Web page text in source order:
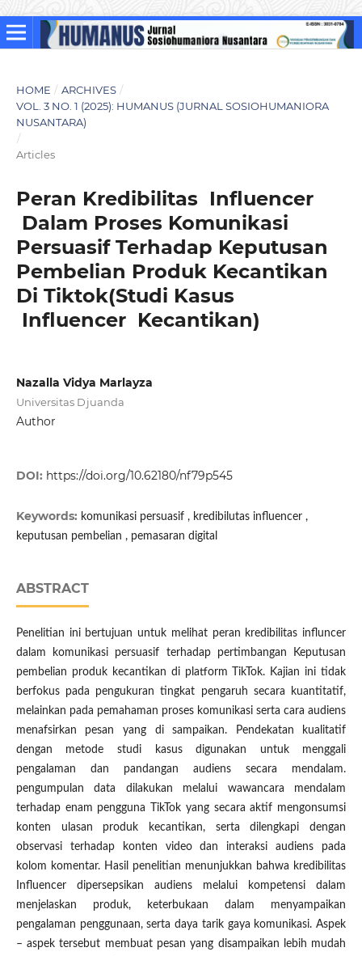
HOME / ARCHIVES /
VOL. 3 NO. 1 (2025): HUMANUS (JURNAL SOSIOHUMANIORA
NUSANTARA)
/
Articles
Peran Kredibilitas Influencer
Dalam Proses Komunikasi
Persuasif Terhadap Keputusan
Pembelian Produk Kecantikan
Di Tiktok(Studi Kasus
Influencer Kecantikan)
Nazalla Vidya Marlayza
Universitas Djuanda
Author
DOI: https://doi.org/10.62180/nf79p545
Keywords: komunikasi persuasif , kredibilutas influencer ,
keputusan pembelian , pemasaran digital
ABSTRACT
Penelitian ini bertujuan untuk melihat peran kredibilitas influncer
dalam komunikasi persuasif terhadap pertimbangan Keputusan
pembelian produk kecantikan di platform TikTok. Kajian ini tidak
berfokus pada pengukuran tingkat pengaruh secara kuantitatif,
melainkan pada pemahaman proses komunikasi serta cara audiens
menafsirkan pesan yang di sampaikan. Pendekatan kualitatif
dengan metode studi kasus digunakan untuk menggali
pengalaman dan pandangan audiens secara mendalam.
pengumpulan data dilakukan melalui wawancara mendalam
terhadap enam pengguna TikTok yang secara aktif mengonsumsi
konten ulasan produk kecantikan, serta dilengkapi dengan
observasi terhadap konten video dan interaksi audiens pada
kolom komentar. Hasil penelitian menunjukkan bahwa kredibilitas
Influencer dipersepsikan audiens melalui kompetensi dalam
menjelaskan produk, keterbukaan dalam menyampaikan
pengalaman penggunaan, serta daya tarik gaya komunikasi. Aspek
– aspek tersebut membuat pesan yang disampaikan lebih mudah